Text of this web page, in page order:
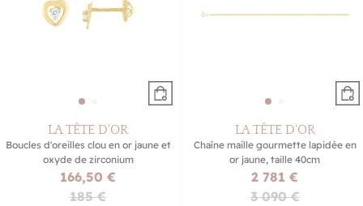
LA TÊTE D'OR
Boucles d'oreilles clou en or jaune et
oxyde de zirconium
166,50 €
185 €
LA TÊTE D'OR
Chaîne maille gourmette lapidée en
or jaune, taille 40cm
2 781 €
3 090 €